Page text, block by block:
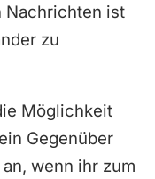
Nachrichten ist
zu
Möglichkeit
Gegenüber
wenn ihr zum